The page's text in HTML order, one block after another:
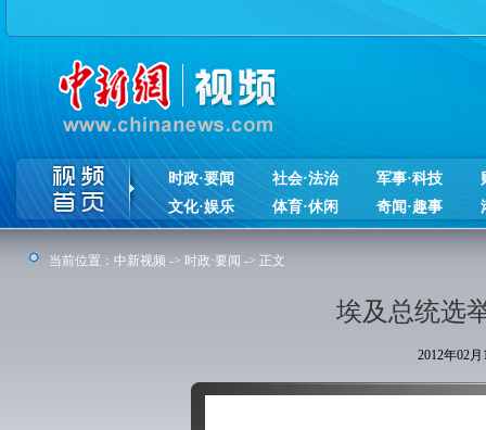
时政·要闻 社会·法治 军事·科技
文化·娱乐
体育·休闲 奇闻·趣事
当前位置： 中新视频 -> 时政·要闻 -> 正文
埃及总统选
2012年02